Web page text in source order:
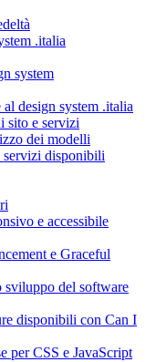
.italia
system
design system .italia
sito e servizi
dei modelli
disponibili
e accessibile
e Graceful
sviluppo del software
disponibili con Can I
per CSS e JavaScript